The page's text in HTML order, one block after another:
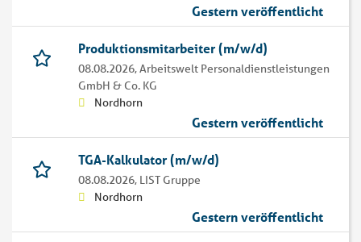
Gestern veröffentlicht
Produktionsmitarbeiter (m/w/d)
08.08.2026,Arbeitswelt Personaldienstleistungen
GmbH & Co. KG
Nordhorn
Gestern veröffentlicht
TGA-Kalkulator (m/w/d)
08.08.2026, LIST Gruppe
Nordhorn
Gestern veröffentlicht